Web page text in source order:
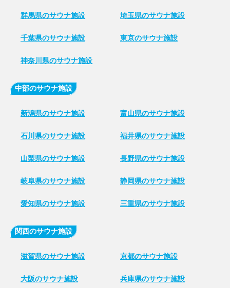
群馬県のサウナ施設 埼玉県のサウナ施設
千葉県のサウナ施設 東京のサウナ施設
神奈川県のサウナ施設
中部のサウナ施設
新潟県のサウナ施設 富山県のサウナ施設
石川県のサウナ施設 福井県のサウナ施設
山梨県のサウナ施設 長野県のサウナ施設
岐阜県のサウナ施設 静岡県のサウナ施設
愛知県のサウナ施設 三重県のサウナ施設
関西のサウナ施設
滋賀県のサウナ施設 京都のサウナ施設
大阪のサウナ施設 兵庫県のサウナ施設